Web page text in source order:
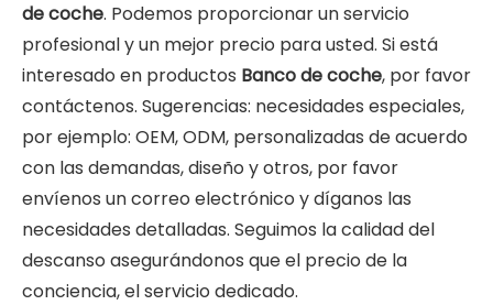
de coche. Podemos proporcionar un servicio
profesional y un mejor precio para usted. Si está
interesado en productos Banco de coche, por favor
contáctenos. Sugerencias: necesidades especiales,
por ejemplo: OEM, ODM, personalizadas de acuerdo
con las demandas, diseño y otros, por favor
envíenos un correo electrónico y díganos las
necesidades detalladas. Seguimos la calidad del
descanso asegurándonos que el precio de la
conciencia, el servicio dedicado.